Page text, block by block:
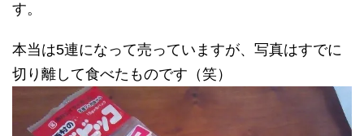
す。
本当は5連になって売っていますが、写真はすでに
切り離して食べたものです（笑）